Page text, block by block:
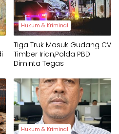
Hukum & Kriminal
Tiga Truk Masuk Gudang CV
Timber Irian,Polda PBD
Diminta Tegas
Hukum & Kriminal